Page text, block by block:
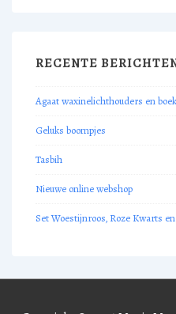
RECENTE
Agaat waxinelichthouders en
Geluks boompjes
Tasbih
Nieuwe online webshop
Set Woestijnroos, Roze Kwarts